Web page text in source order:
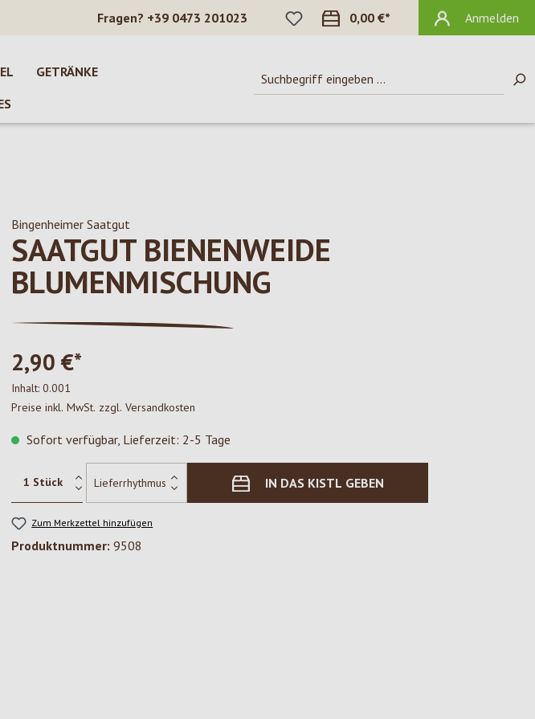
Fragen? +39 0473 201023
DU HAST 0 PRODUKTE AUF DEM
0,00 €* Anmelden
GETRÄNKE
Bingenheimer Saatgut
SAATGUT BIENENWEIDE
BLUMENMISCHUNG
2,90 €*
Inhalt: 0.001
Preise inkl. MwSt. zzgl. Versandkosten
Sofort verfügbar, Lieferzeit: 2-5 Tage
IN DAS KISTL GEBEN
Zum Merkzettel hinzufügen
Produktnummer: 9508